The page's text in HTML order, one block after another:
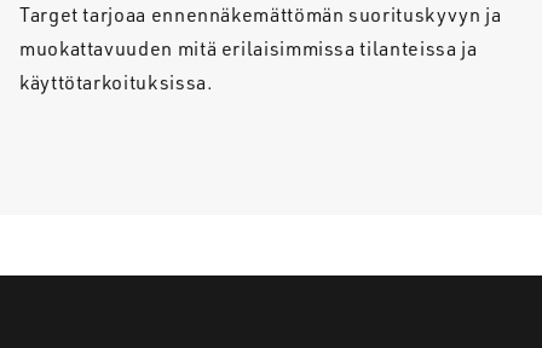
Target tarjoaa ennennäkemättömän suorituskyvyn ja
muokattavuuden mitä erilaisimmissa tilanteissa ja
käyttötarkoituksissa.